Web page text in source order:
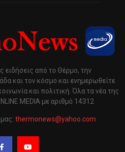
ειδήσεις από το Θέρμο, την
και τον κόσμο και ενημερωθείτε
και πολιτική. Όλα τα νέα της
MEDIA με αριθμό 14312
thermonews@yahoo.com